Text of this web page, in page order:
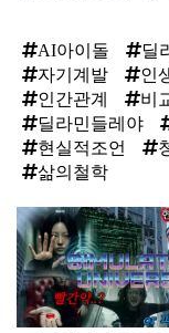
AI아이돌 딜
자기계발
인
인간관계
비
딜라민들레야
현실적조언
삶의철학
탑
라
인